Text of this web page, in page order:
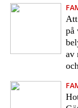
på
av